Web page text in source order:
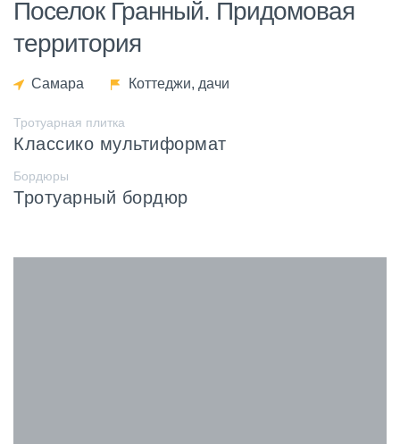
Поселок Гранный. Придомовая
территория
Самара Коттеджи, дачи
Тротуарная плитка
Классико мультиформат
Бордюры
Тротуарный бордюр